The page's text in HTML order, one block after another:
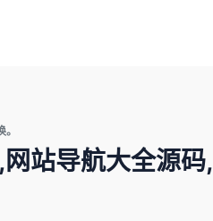
站导航大全源码